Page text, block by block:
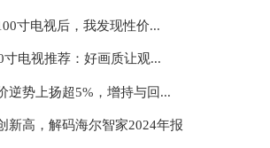
寸电视后，我发现性价...
寸电视推荐：好画质让观...
逆势上扬超5%，增持与回...
新高，解码海尔智家2024年报